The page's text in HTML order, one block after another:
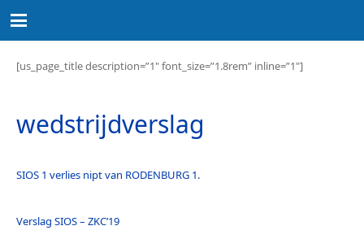
[us_page_title description=”1″ font_size=”1.8rem” inline=”1″]
wedstrijdverslag
SIOS 1 verlies nipt van RODENBURG 1.
Verslag SIOS – ZKC’19